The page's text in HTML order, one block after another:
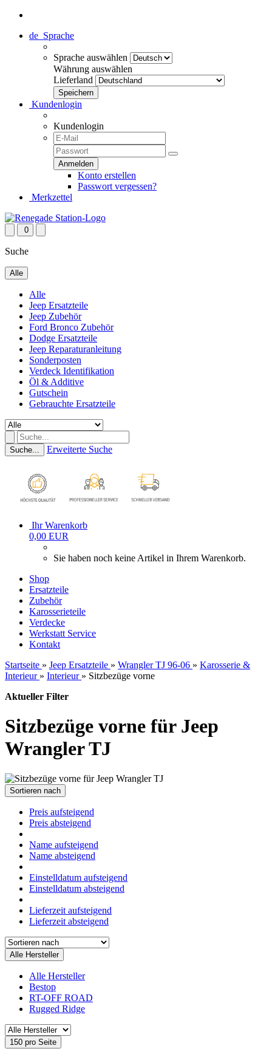
de Sprache
Sprache auswählen
Währung auswählen
Lieferland
Kundenlogin
Kundenlogin
Konto erstellen
Passwort vergessen?
Merkzettel
0
Suche
Alle
Alle
Jeep Ersatzteile
Jeep Zubehör
Ford Bronco Zubehör
Dodge Ersatzteile
Jeep Reparaturanleitung
Sonderposten
Verdeck Identifikation
Öl & Additive
Gutschein
Gebrauchte Ersatzteile
Suche... Erweiterte Suche
Ihr Warenkorb
0,00 EUR
Sie haben noch keine Artikel in Ihrem Warenkorb.
Shop
Ersatzteile
Zubehör
Karosserieteile
Verdecke
Werkstatt Service
Kontakt
Startseite » Jeep Ersatzteile » Wrangler TJ 96-06 » Karosserie &
Interieur » Interieur » Sitzbezüge vorne
Aktueller Filter
Sitzbezüge vorne für Jeep
Wrangler TJ
Sortieren nach
Preis aufsteigend
Preis absteigend
Name aufsteigend
Name absteigend
Einstelldatum aufsteigend
Einstelldatum absteigend
Lieferzeit aufsteigend
Lieferzeit absteigend
Alle Hersteller
Alle Hersteller
Bestop
RT-OFF ROAD
Rugged Ridge
150 pro Seite